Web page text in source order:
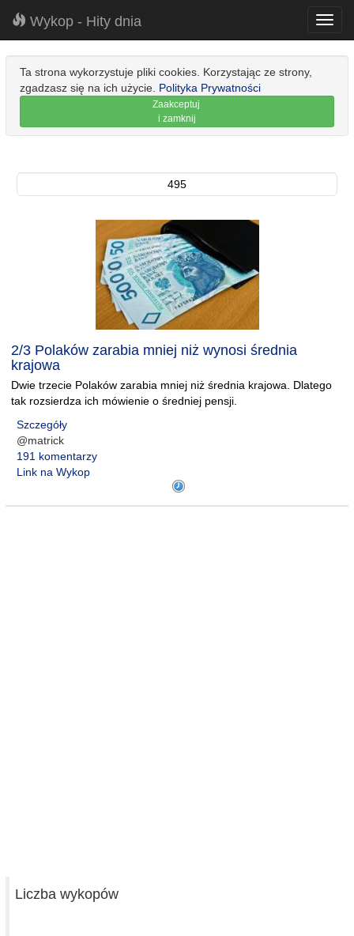
Wykop - Hity dnia
Ta strona wykorzystuje pliki cookies. Korzystając ze strony,
zgadzasz się na ich użycie. Polityka Prywatności
Zaakceptuj
i zamknij
495
2/3 Polaków zarabia mniej niż wynosi średnia
krajowa
Dwie trzecie Polaków zarabia mniej niż średnia krajowa. Dlatego
tak rozsierdza ich mówienie o średniej pensji.
Szczegóły
@matrick
191 komentarzy
Link na Wykop
Liczba wykopów